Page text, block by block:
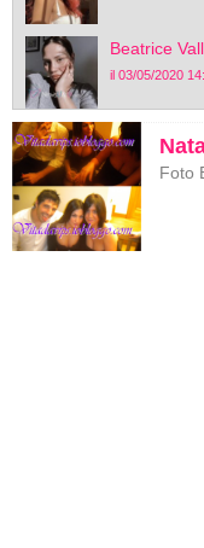
Beatrice
il 03/05/2020
Foto